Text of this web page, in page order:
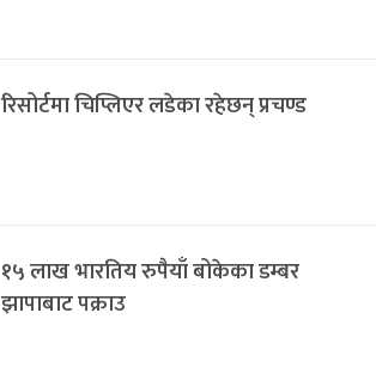
रिसोर्टमा चिप्लिएर लडेका रहेछन् प्रचण्ड
१५ लाख भारतिय रुपैयाँ बोकेका डम्बर
झापाबाट पक्राउ